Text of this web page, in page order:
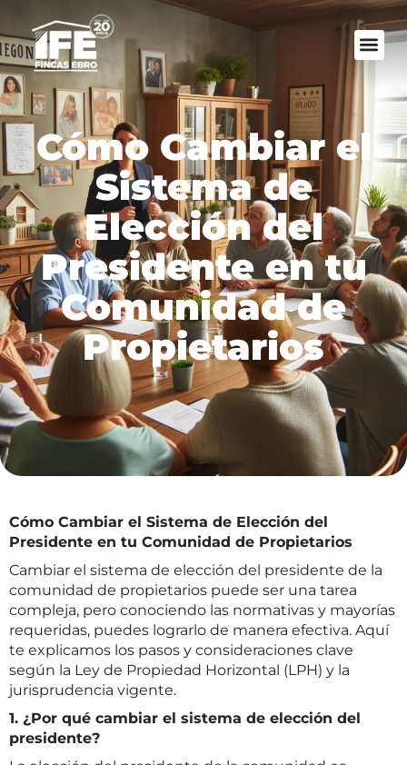
Cómo Cambiar el
Sistema de
Elección del
Presidente en tu
Comunidad de
Propietarios
Cómo Cambiar el Sistema de Elección del
Presidente en tu Comunidad de Propietarios
Cambiar el sistema de elección del presidente de la
comunidad de propietarios puede ser una tarea
compleja, pero conociendo las normativas y mayorías
requeridas, puedes lograrlo de manera efectiva. Aquí
te explicamos los pasos y consideraciones clave
según la Ley de Propiedad Horizontal (LPH) y la
jurisprudencia vigente.
1. ¿Por qué cambiar el sistema de elección del
presidente?